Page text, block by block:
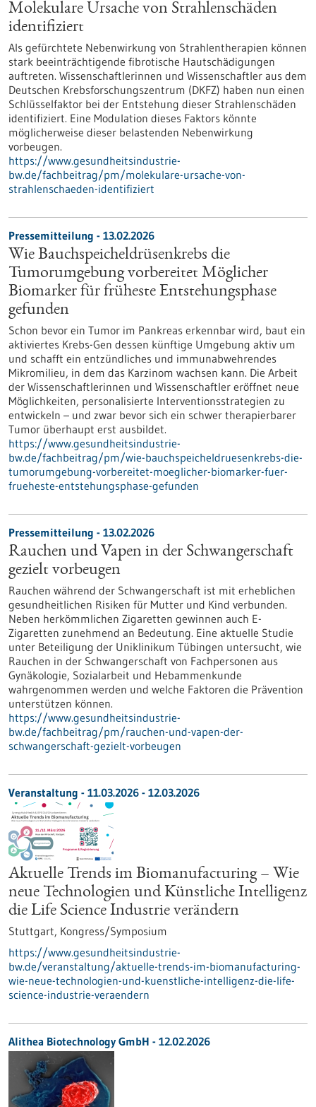
Molekulare Ursache von Strahlenschäden
identifiziert
Als gefürchtete Nebenwirkung von Strahlentherapien können
stark beeinträchtigende fibrotische Hautschädigungen
auftreten. Wissenschaftlerinnen und Wissenschaftler aus dem
Deutschen Krebsforschungszentrum (DKFZ) haben nun einen
Schlüsselfaktor bei der Entstehung dieser Strahlenschäden
identifiziert. Eine Modulation dieses Faktors könnte
möglicherweise dieser belastenden Nebenwirkung
vorbeugen.
https://www.gesundheitsindustrie-
bw.de/fachbeitrag/pm/molekulare-ursache-von-
strahlenschaeden-identifiziert
Pressemitteilung - 13.02.2026
Wie Bauchspeicheldrüsenkrebs die
Tumorumgebung vorbereitet Möglicher
Biomarker für früheste Entstehungsphase
gefunden
Schon bevor ein Tumor im Pankreas erkennbar wird, baut ein
aktiviertes Krebs-Gen dessen künftige Umgebung aktiv um
und schafft ein entzündliches und immunabwehrendes
Mikromilieu, in dem das Karzinom wachsen kann. Die Arbeit
der Wissenschaftlerinnen und Wissenschaftler eröffnet neue
Möglichkeiten, personalisierte Interventionsstrategien zu
entwickeln – und zwar bevor sich ein schwer therapierbarer
Tumor überhaupt erst ausbildet.
https://www.gesundheitsindustrie-
bw.de/fachbeitrag/pm/wie-bauchspeicheldruesenkrebs-die-
tumorumgebung-vorbereitet-moeglicher-biomarker-fuer-
frueheste-entstehungsphase-gefunden
Pressemitteilung - 13.02.2026
Rauchen und Vapen in der Schwangerschaft
gezielt vorbeugen
Rauchen während der Schwangerschaft ist mit erheblichen
gesundheitlichen Risiken für Mutter und Kind verbunden.
Neben herkömmlichen Zigaretten gewinnen auch E-
Zigaretten zunehmend an Bedeutung. Eine aktuelle Studie
unter Beteiligung der Uniklinikum Tübingen untersucht, wie
Rauchen in der Schwangerschaft von Fachpersonen aus
Gynäkologie, Sozialarbeit und Hebammenkunde
wahrgenommen werden und welche Faktoren die Prävention
unterstützen können.
https://www.gesundheitsindustrie-
bw.de/fachbeitrag/pm/rauchen-und-vapen-der-
schwangerschaft-gezielt-vorbeugen
Veranstaltung - 11.03.2026 - 12.03.2026
Aktuelle Trends im Biomanufacturing – Wie
neue Technologien und Künstliche Intelligenz
die Life Science Industrie verändern
Stuttgart, Kongress/Symposium
https://www.gesundheitsindustrie-
bw.de/veranstaltung/aktuelle-trends-im-biomanufacturing-
wie-neue-technologien-und-kuenstliche-intelligenz-die-life-
science-industrie-veraendern
Alithea Biotechnology GmbH - 12.02.2026